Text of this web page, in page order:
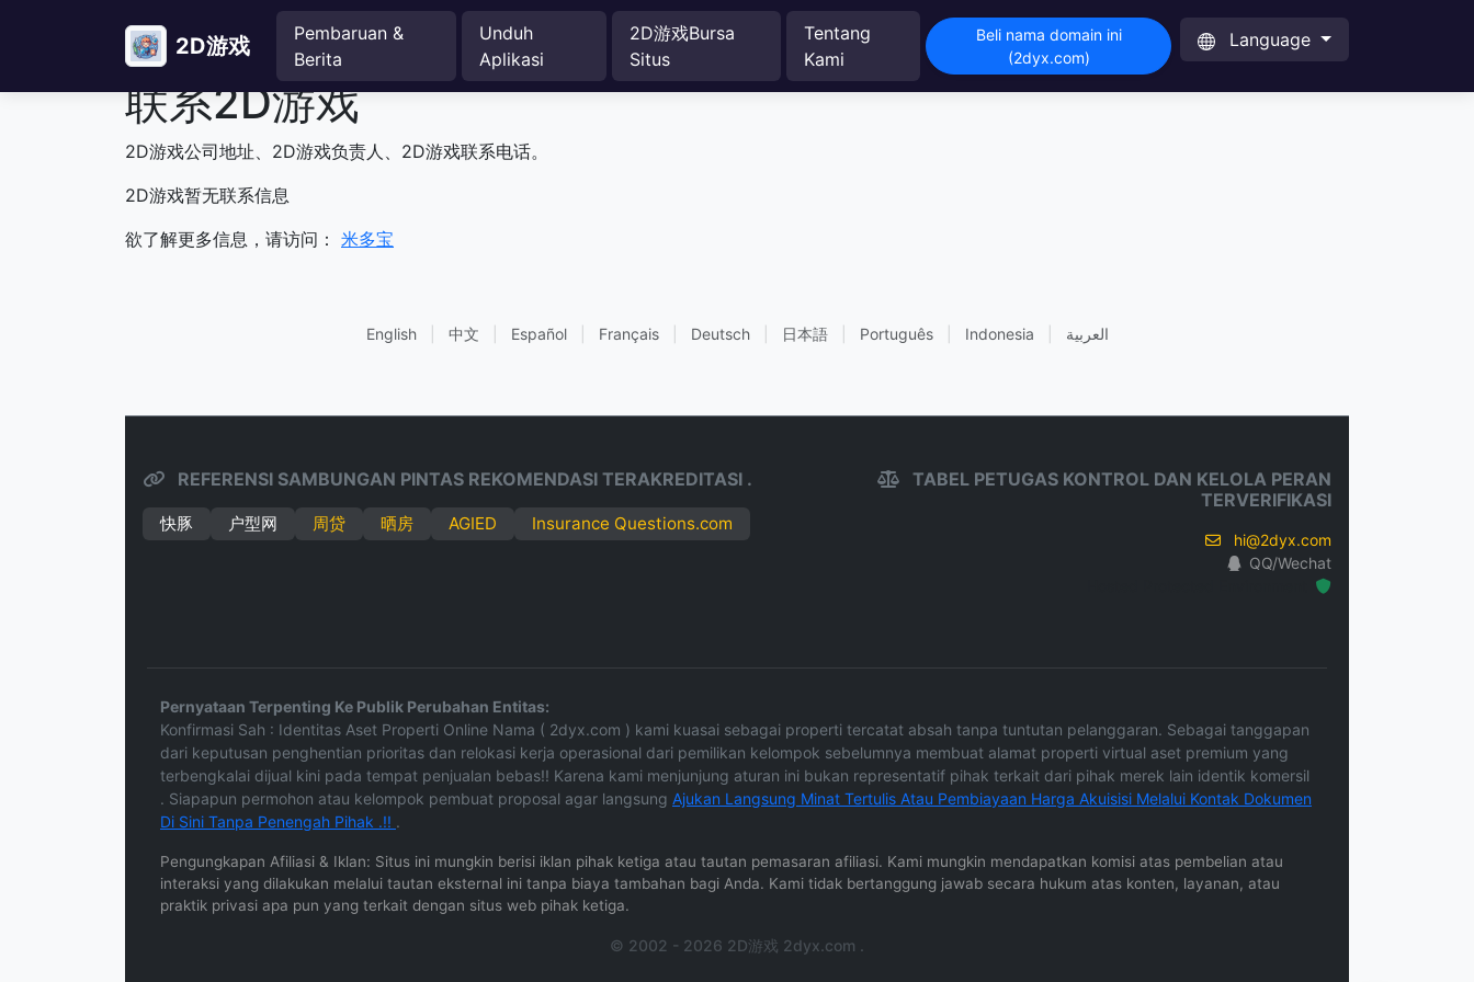
2D游戏
Pembaruan &
Berita
Unduh
Aplikasi
2D游戏Bursa
Situs
Tentang
Kami
Beli nama domain ini
(2dyx.com)
Language
联系2D游戏
2D游戏公司地址、2D游戏负责人、2D游戏联系电话。
2D游戏暂无联系信息
欲了解更多信息，请访问： 米多宝
English 中文 Español Français Deutsch 日本語 Português Indonesia العربية
REFERENSI SAMBUNGAN PINTAS REKOMENDASI TERAKREDITASI .
快豚 户型网 周贷 晒房 AGIED Insurance Questions.com
TABEL PETUGAS KONTROL DAN KELOLA PERAN
TERVERIFIKASI
hi@2dyx.com
QQ/Wechat
Pernyataan Terpenting Ke Publik Perubahan Entitas:
Konfirmasi Sah : Identitas Aset Properti Online Nama ( 2dyx.com ) kami kuasai sebagai properti tercatat absah tanpa tuntutan pelanggaran. Sebagai tanggapan
dari keputusan penghentian prioritas dan relokasi kerja operasional dari pemilikan kelompok sebelumnya membuat alamat properti virtual aset premium yang
terbengkalai dijual kini pada tempat penjualan bebas!! Karena kami menjunjung aturan ini bukan representatif pihak terkait dari pihak merek lain identik komersil
. Siapapun permohon atau kelompok pembuat proposal agar langsung Ajukan Langsung Minat Tertulis Atau Pembiayaan Harga Akuisisi Melalui Kontak Dokumen
Di Sini Tanpa Penengah Pihak .!! .
Pengungkapan Afiliasi & Iklan: Situs ini mungkin berisi iklan pihak ketiga atau tautan pemasaran afiliasi. Kami mungkin mendapatkan komisi atas pembelian atau
interaksi yang dilakukan melalui tautan eksternal ini tanpa biaya tambahan bagi Anda. Kami tidak bertanggung jawab secara hukum atas konten, layanan, atau
praktik privasi apa pun yang terkait dengan situs web pihak ketiga.
© 2002 - 2026 2D游戏 2dyx.com .